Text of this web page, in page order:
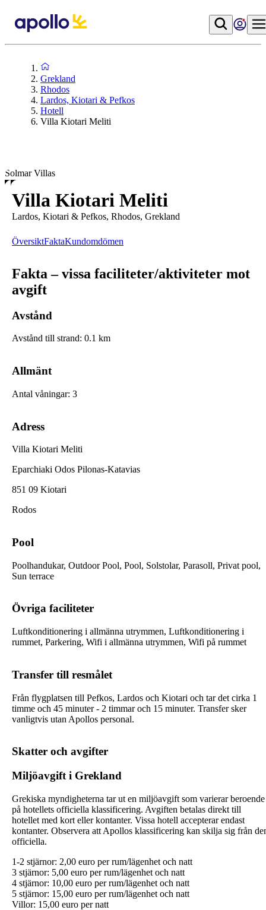
Grekland
Rhodos
Lardos, Kiotari & Pefkos
Hotell
Villa Kiotari Meliti
Solmar Villas
Villa Kiotari Meliti
Lardos, Kiotari & Pefkos, Rhodos, Grekland
ÖversiktFaktaKundomdömen
Fakta – vissa faciliteter/aktiviteter mot
avgift
Avstånd
Avstånd till strand: 0.1 km
Allmänt
Antal våningar: 3
Adress
Villa Kiotari Meliti
Eparchiaki Odos Pilonas-Katavias
851 09 Kiotari
Rodos
Pool
Poolhandukar, Outdoor Pool, Pool, Solstolar, Parasoll, Privat pool,
Sun terrace
Övriga faciliteter
Luftkonditionering i allmänna utrymmen, Luftkonditionering i
rummet, Parkering, Wifi i allmänna utrymmen, Wifi på rummet
Transfer till resmålet
Från flygplatsen till Pefkos, Lardos och Kiotari och tar det cirka 1
timme och 45 minuter - 2 timmar och 15 minuter. Transfer sker
vanligtvis utan Apollos personal.
Skatter och avgifter
Miljöavgift i Grekland
Grekiska myndigheterna tar ut en miljöavgift som varierar beroende
på hotellets officiella klassificering. Avgiften betalas direkt till
hotellet med kort eller kontanter. Vissa hotell accepterar endast
kontanter. Observera att Apollos klassificering kan skilja sig från
officiella.
1-2 stjärnor: 2,00 euro per rum/lägenhet och natt
3 stjärnor: 5,00 euro per rum/lägenhet och natt
4 stjärnor: 10,00 euro per rum/lägenhet och natt
5 stjärnor: 15,00 euro per rum/lägenhet och natt
Villor: 15,00 euro per natt